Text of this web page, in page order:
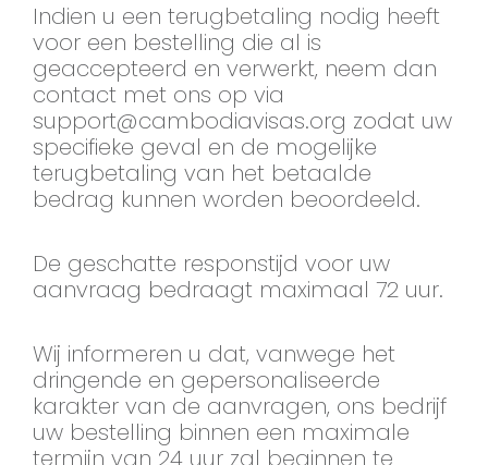
Indien u een terugbetaling nodig heeft
voor een bestelling die al is
geaccepteerd en verwerkt, neem dan
contact met ons op via
support@cambodiavisas.org zodat uw
specifieke geval en de mogelijke
terugbetaling van het betaalde
bedrag kunnen worden beoordeeld.
De geschatte responstijd voor uw
aanvraag bedraagt maximaal 72 uur.
Wij informeren u dat, vanwege het
dringende en gepersonaliseerde
karakter van de aanvragen, ons bedrijf
uw bestelling binnen een maximale
termijn van 24 uur zal beginnen te